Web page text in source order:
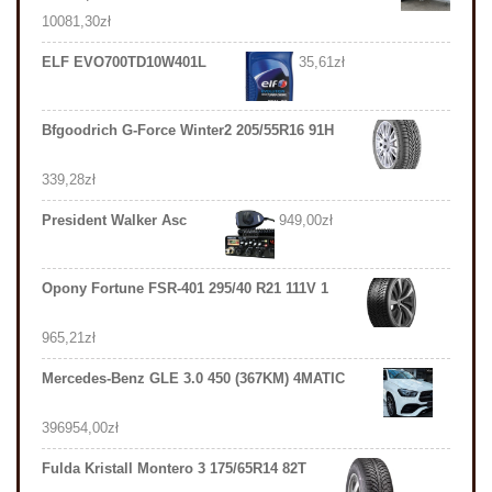
10081,30zł
ELF EVO700TD10W401L 35,61zł
Bfgoodrich G-Force Winter2 205/55R16 91H
339,28zł
President Walker Asc 949,00zł
Opony Fortune FSR-401 295/40 R21 111V 1
965,21zł
Mercedes-Benz GLE 3.0 450 (367KM) 4MATIC
396954,00zł
Fulda Kristall Montero 3 175/65R14 82T